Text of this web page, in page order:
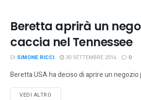
Beretta aprirà un
caccia nel Tennessee
DI SIMONE RICCI 30 SETTEMBRE 2016 0
Beretta USA ha deciso di aprire un
VEDI ALTRO